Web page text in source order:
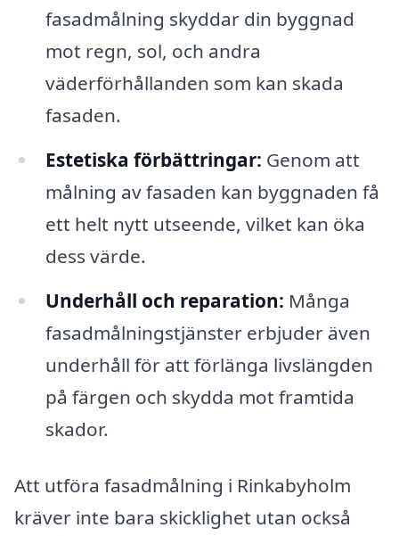
fasadmålning skyddar din byggnad
mot regn, sol, och andra
väderförhållanden som kan skada
fasaden.
Estetiska förbättringar: Genom att
målning av fasaden kan byggnaden få
ett helt nytt utseende, vilket kan öka
dess värde.
Underhåll och reparation: Många
fasadmålningstjänster erbjuder även
underhåll för att förlänga livslängden
på färgen och skydda mot framtida
skador.
Att utföra fasadmålning i Rinkabyholm
kräver inte bara skicklighet utan också